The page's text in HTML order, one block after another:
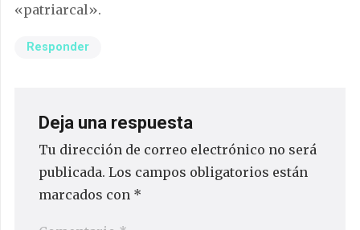
«patriarcal».
Responder
Deja una respuesta
Tu dirección de correo electrónico no será
publicada. Los campos obligatorios están
marcados con *